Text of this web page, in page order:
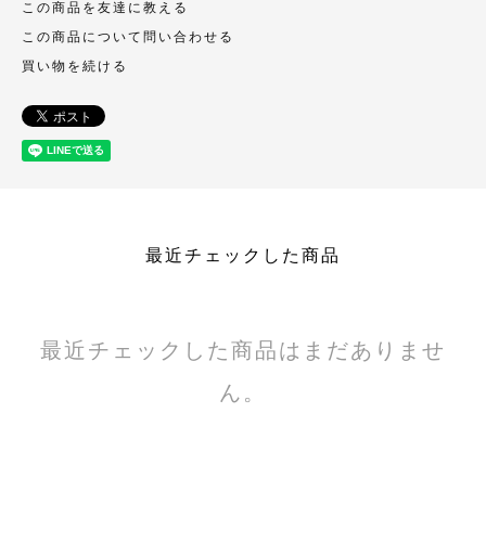
この商品を友達に教える
この商品について問い合わせる
買い物を続ける
最近チェックした商品
最近チェックした商品はまだありませ
ん。